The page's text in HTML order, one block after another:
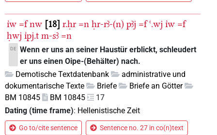
ı͗w =f nw 18 r.ḥr =n ḥr-rꜣ-(n) pꜣj =f ꜥ.wj ı͗w =f
ḥwj ı͗pj.t m-sꜣ =n
DE Wenn er uns an seiner Haustür erblickt, schleudert
er uns einen Oipe-(Behälter) nach.
Demotische Textdatenbank
administrative und
dokumentarische Texte
Briefe
Briefe an Götter
BM 10845
BM 10845
17
Dating (time frame): Hellenistische Zeit
Go to/cite sentence Sentence no. 27 in co(n)text